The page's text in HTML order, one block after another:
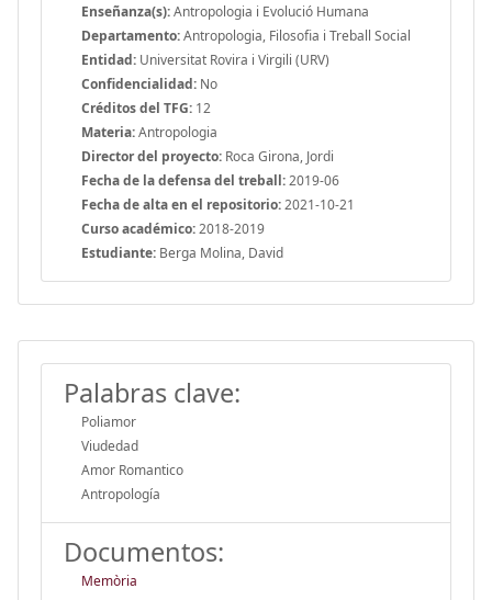
Enseñanza(s):Antropologia i Evolució Humana
Departamento:Antropologia, Filosofia i Treball Social
Entidad: Universitat Rovira i Virgili (URV)
Confidencialidad: No
Créditos del TFG: 12
Materia:Antropologia
Director del proyecto: Roca Girona, Jordi
Fecha de la defensa del treball:2019-06
Fecha de alta en el repositorio:2021-10-21
Curso académico:2018-2019
Estudiante: Berga Molina, David
Palabras clave:
Poliamor
Viudedad
Amor Romantico
Antropología
Documentos:
Memòria